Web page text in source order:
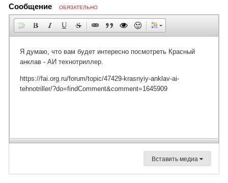
Сообщение ОБЯЗАТЕЛЬНО
Вставить медиа